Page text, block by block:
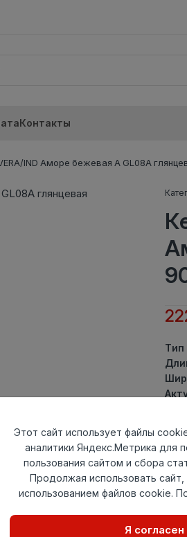
Контакты
IND Аморе бежевая А GL08A
Тип
Этот сайт использует файлы
аналитики Яндекс.Метрика для
пользования сайтом и сбора
Продолжая использовать
использованием файлов cookie.
Я согласен